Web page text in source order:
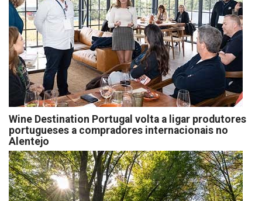
Wine Destination Portugal volta a ligar produtores
portugueses a compradores internacionais no
Alentejo